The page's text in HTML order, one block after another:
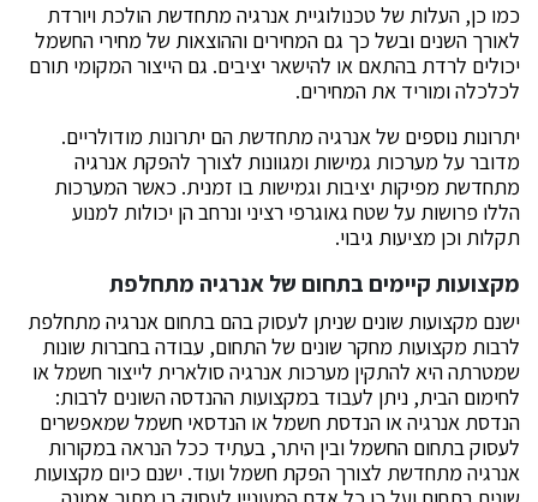
כמו כן, העלות של טכנולוגיית אנרגיה מתחדשת הולכת ויורדת
לאורך השנים ובשל כך גם המחירים וההוצאות של מחירי החשמל
יכולים לרדת בהתאם או להישאר יציבים. גם הייצור המקומי תורם
לכלכלה ומוריד את המחירים.
יתרונות נוספים של אנרגיה מתחדשת הם יתרונות מודולריים.
מדובר על מערכות גמישות ומגוונות לצורך להפקת אנרגיה
מתחדשת מפיקות יציבות וגמישות בו זמנית. כאשר המערכות
הללו פרושות על שטח גאוגרפי רציני ונרחב הן יכולות למנוע
תקלות וכן מציעות גיבוי.
מקצועות קיימים בתחום של אנרגיה מתחלפת
ישנם מקצועות שונים שניתן לעסוק בהם בתחום אנרגיה מתחלפת
לרבות מקצועות מחקר שונים של התחום, עבודה בחברות שונות
שמטרתה היא להתקין מערכות אנרגיה סולארית לייצור חשמל או
לחימום הבית, ניתן לעבוד במקצועות ההנדסה השונים לרבות:
הנדסת אנרגיה או הנדסת חשמל או הנדסאי חשמל שמאפשרים
לעסוק בתחום החשמל ובין היתר, בעתיד ככל הנראה במקורות
אנרגיה מתחדשת לצורך הפקת חשמל ועוד. ישנם כיום מקצועות